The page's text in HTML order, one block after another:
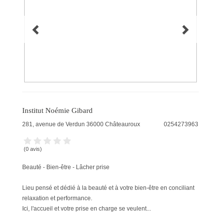
Institut Noémie Gibard
281, avenue de Verdun 36000 Châteauroux 0254273963
(0 avis)
Beauté - Bien-être - Lâcher prise
Lieu pensé et dédié à la beauté et à votre bien-être en conciliant
relaxation et performance.
Ici, l'accueil et votre prise en charge se veulent...